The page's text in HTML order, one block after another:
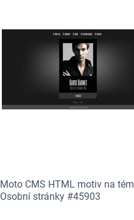
Moto CMS HTML motiv na
Osobní stránky #45903